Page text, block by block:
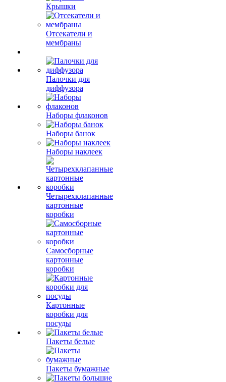
Крышки
Отсекатели и
мембраны
Палочки для
диффузора
Наборы флаконов
Наборы банок
Наборы наклеек
Четырехклапанные
картонные
коробки
Самосборные
картонные
коробки
Картонные
коробки для
посуды
Пакеты белые
Пакеты бумажные